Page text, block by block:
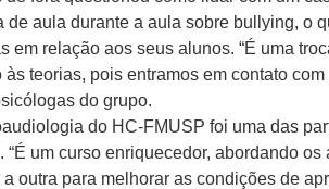
aula durante a aula sobre bullying, o
em relação aos seus alunos. “É uma
teorias, pois entramos em contato
do grupo.
do HC-FMUSP foi uma das
um curso enriquecedor, abordando
outra para melhorar as condições de